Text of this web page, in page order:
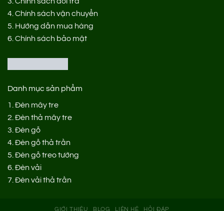
4. Chính sách vận chuyển
5. Hướng dẫn mua hàng
6. Chính sách bảo mật
Danh mục sản phẩm
1. Đèn mây tre
2. Đèn thả mây tre
3. Đèn gỗ
4. Đèn gỗ thả trần
5. Đèn gỗ treo tường
6. Đèn vải
7. Đèn vải thả trần
GIỚI THIỆU BLOG LIÊN HỆ HỎI ĐÁP